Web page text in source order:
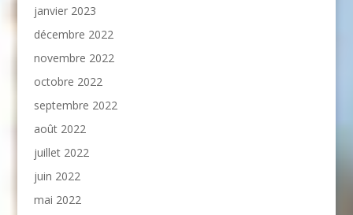
janvier 2023
décembre 2022
novembre 2022
octobre 2022
septembre 2022
août 2022
juillet 2022
juin 2022
mai 2022